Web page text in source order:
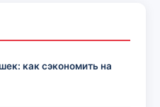
как сэкономить на